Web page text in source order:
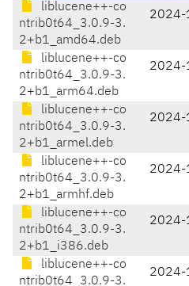
liblucene++-co
ntrib0t64_3.0.9-3.
2+b1_amd64.deb
2024-
liblucene++-co
ntrib0t64_3.0.9-3.
2+b1_arm64.deb
2024-
liblucene++-co
ntrib0t64_3.0.9-3.
2+b1_armel.deb
2024-
liblucene++-co
ntrib0t64_3.0.9-3.
2+b1_armhf.deb
2024-
liblucene++-co
ntrib0t64_3.0.9-3.
2+b1_i386.deb
2024-
liblucene++-co
ntrib0t64_3.0.9-3.
2024-